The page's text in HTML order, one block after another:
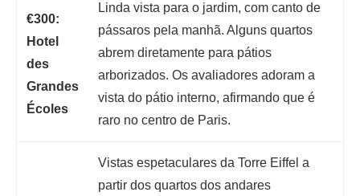
€300:
Hotel
des
Grandes
Écoles
Linda vista para o jardim, com canto de
pássaros pela manhã. Alguns quartos
abrem diretamente para pátios
arborizados. Os avaliadores adoram a
vista do pátio interno, afirmando que é
raro no centro de Paris.
Vistas espetaculares da Torre Eiffel a
partir dos quartos dos andares